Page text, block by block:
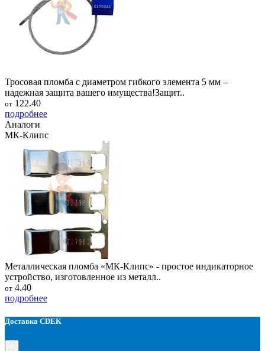
Тросовая пломба с диаметром гибкого элемента 5 мм –
надежная защита вашего имущества!Защит..
от 122.40
подробнее
Аналоги
МК-Клипс
Металлическая пломба «МК-Клипс» - простое индикаторное
устройство, изготовленное из металл..
от 4.40
подробнее
Доставка CDEK